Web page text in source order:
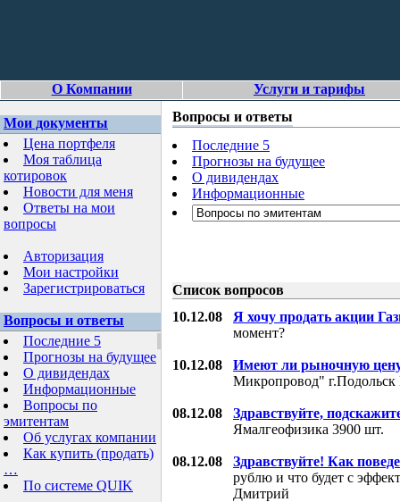
О Компании Услуги и тарифы
Мои документы
Цена портфеля
Моя таблица
котировок
Новости для меня
Ответы на мои
вопросы
Авторизация
Мои настройки
Зарегистрироваться
Вопросы и ответы
Последние 5
Прогнозы на будущее
О дивидендах
Информационные
Вопросы по
эмитентам
Об услугах компании
Как купить (продать)
…
По системе QUIK
Вопросы и ответы
Последние 5
Прогнозы на будущее
О дивидендах
Информационные
Список вопросов
10.12.08 Я хочу продать акции
момент?
10.12.08
Имеют ли рыночную
Микропровод"
08.12.08
Здравствуйте,
Ямалгеофизика 3900 шт.
08.12.08
Здравствуйте! Как
рублю и что будет с
Дмитрий